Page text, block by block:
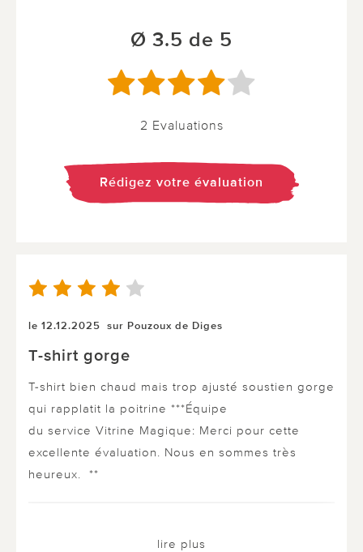
Ø 3.5 de 5
2 Evaluations
Rédigez votre évaluation
le 12.12.2025 sur Pouzoux de Diges
T-shirt gorge
T-shirt bien chaud mais trop ajusté soustien gorge
qui rapplatit la poitrine ***Équipe
du service Vitrine Magique: Merci pour cette
excellente évaluation. Nous en sommes très
heureux. **
lire plus